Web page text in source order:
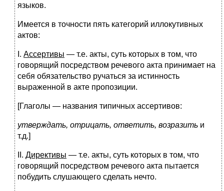
языков.
Имеется в точности пять категорий иллокутивных
актов:
I. Ассертивы — т.е. акты, суть которых в том, что
говорящий посредством речевого акта принимает на
себя обязательство ручаться за истинность
выраженной в акте пропозиции.
[Глаголы — названия типичных ассертивов:
утверждать, отрицать, ответить, возразить и
т.д.]
II. Директивы — т.е. акты, суть которых в том, что
говорящий посредством речевого акта пытается
побудить слушающего сделать нечто.